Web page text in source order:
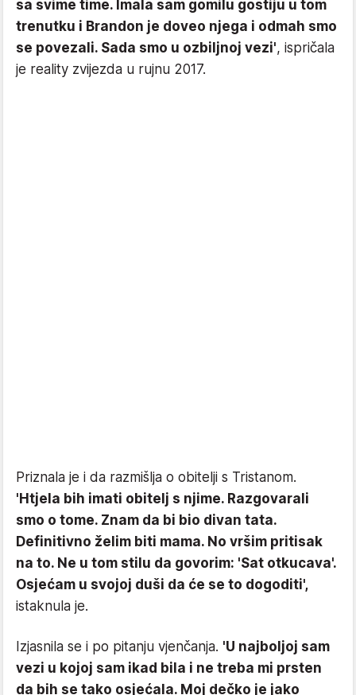
sa svime time. Imala sam gomilu gostiju u tom
trenutku i Brandon je doveo njega i odmah smo
se povezali. Sada smo u ozbiljnoj vezi', ispričala
je reality zvijezda u rujnu 2017.
Priznala je i da razmišlja o obitelji s Tristanom.
'Htjela bih imati obitelj s njime. Razgovarali
smo o tome. Znam da bi bio divan tata.
Definitivno želim biti mama. No vršim pritisak
na to. Ne u tom stilu da govorim: 'Sat otkucava'.
Osjećam u svojoj duši da će se to dogoditi',
istaknula je.
Izjasnila se i po pitanju vjenčanja. 'U najboljoj sam
vezi u kojoj sam ikad bila i ne treba mi prsten
da bih se tako osjećala. Moj dečko je jako